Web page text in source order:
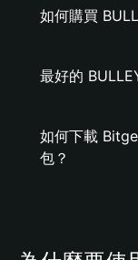
如何購買
最好的
如何下載
包？